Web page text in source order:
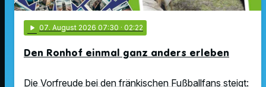
play_arrow 07. August 2026 07:30 · 02:22
Den Ronhof einmal ganz anders erleben
Die Vorfreude bei den fränkischen Fußballfans steigt: